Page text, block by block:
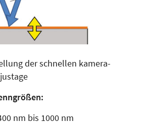
der schnellen kamera-
nm bis 1000 nm